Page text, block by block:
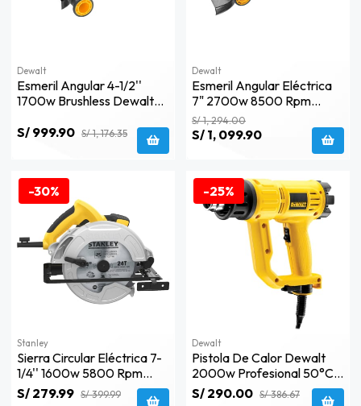
Dewalt
Esmeril Angular 4-1/2''
1700w Brushless Dewalt
S/ 999.90 S/ 1, 176.35
Dewalt
Esmeril Angular Eléctrica
7" 2700w 8500 Rpm
Dewalt Dwe4577-B2
S/ 1, 099.90
S/ 1, 294.00
-30%
Stanley
Sierra Circular Eléctrica 7-
1/4'' 1600w 5800 Rpm
Stanley Sc16-B2
S/ 279.99 S/ 399.99
-25%
Dewalt
Pistola De Calor Dewalt
2000w Profesional 50°c-
600°c - D26411-B2c
S/ 290.00 S/ 386.67